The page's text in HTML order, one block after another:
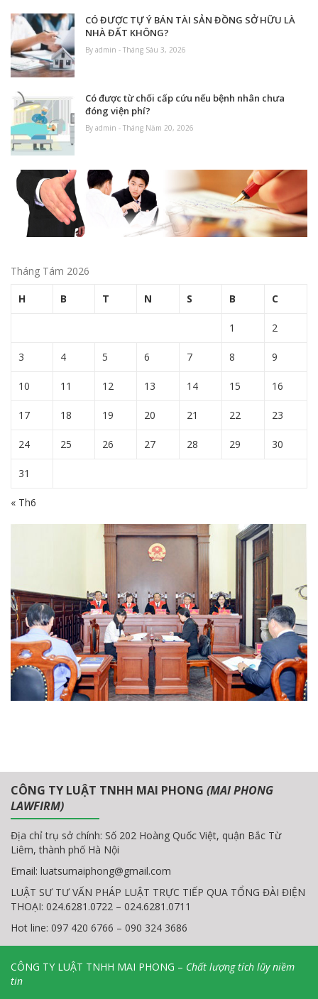
CÓ ĐƯỢC TỰ Ý BÁN TÀI SẢN ĐỒNG SỞ HỮU LÀ
NHÀ ĐẤT KHÔNG?
By admin - Tháng Sáu 3, 2026
Có được từ chối cấp cứu nếu bệnh nhân chưa
đóng viện phí?
By admin - Tháng Năm 20, 2026
Tháng Tám 2026
H B T N S B C
1 2
3 4 5 6 7 8 9
10 11 12 13 14 15 16
17 18 19 20 21 22 23
24 25 26 27 28 29 30
31
« Th6
CÔNG TY LUẬT TNHH MAI PHONG (MAI PHONG
LAWFIRM)
Địa chỉ trụ sở chính: Số 202 Hoàng Quốc Việt, quận Bắc Từ
Liêm, thành phố Hà Nội
Email: luatsumaiphong@gmail.com
LUẬT SƯ TƯ VẤN PHÁP LUẬT TRỰC TIẾP QUA TỔNG ĐÀI ĐIỆN
THOẠI: 024.6281.0722 – 024.6281.0711
Hot line: 097 420 6766 – 090 324 3686
CÔNG TY LUẬT TNHH MAI PHONG – Chất lượng tích lũy niềm
tin